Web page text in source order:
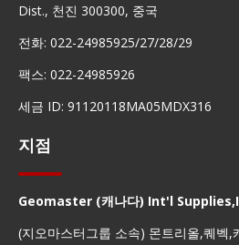
Dist., 천진 300300, 중국
전화: 022-24985925/27/28/29
팩스: 022-24985926
세금 ID: 91120118MA05MDX316
지점
Geomaster (캐나다) Int'l
(지오마스터그룹 소속) 몬트리올,퀘벡,